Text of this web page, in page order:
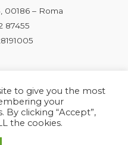
00186 – Roma
87455
to give you the most
your
By clicking “Accept”,
the cookies.